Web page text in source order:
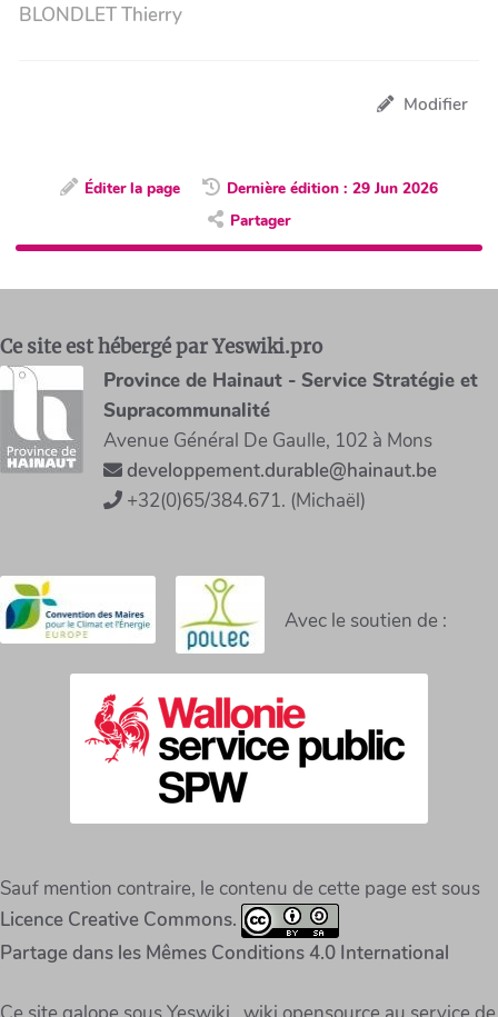
BLONDLET Thierry
Modifier
Éditer la page
Dernière édition : 29 Jun 2026
Partager
Ce site est hébergé par Yeswiki.pro
Province de Hainaut - Service Stratégie et
Supracommunalité
Avenue Général De Gaulle, 102 à Mons
developpement.durable@hainaut.be
+32(0)65/384.671. (Michaël)
Avec le soutien de :
Sauf mention contraire, le contenu de cette page est sous
Licence Creative Commons.
Partage dans les Mêmes Conditions 4.0 International